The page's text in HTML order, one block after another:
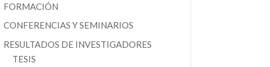
FORMACIÓN
CONFERENCIAS Y SEMINARIOS
RESULTADOS DE INVESTIGADORES
TESIS